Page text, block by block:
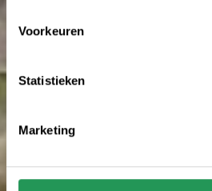
Voorkeuren
Statistieken
Marketing